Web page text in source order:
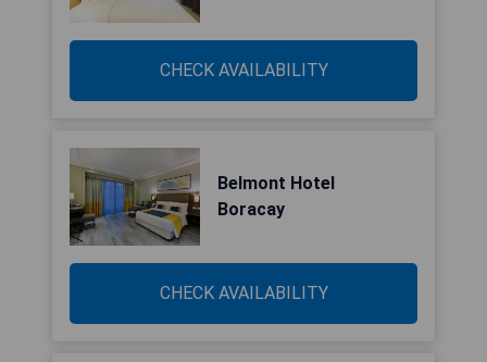
CHECK AVAILABILITY
Belmont Hotel
Boracay
CHECK AVAILABILITY